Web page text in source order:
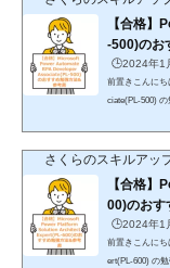
ない方DMMブッ
【合格
-500)のお
🕒️2024年1
前置きこんにち
ciate(PL-500)
用されるので
クーポンが適用
さくらのスキルアッ
【合格
00)のおす
🕒️2024年1
前置きこんにち
ert(PL-600) の